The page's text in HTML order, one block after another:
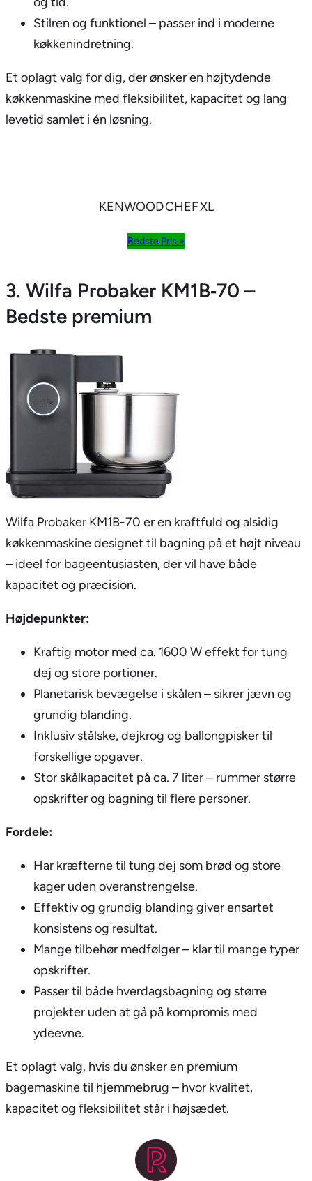
Stilren og funktionel – passer ind i moderne
køkkenindretning.
Et oplagt valg for dig, der ønsker en højtydende
køkkenmaskine med fleksibilitet, kapacitet og lang
levetid samlet i én løsning.
KENWOOD CHEF XL
Bedste Pris »
3. Wilfa Probaker KM1B‑70 –
Bedste premium
Wilfa Probaker KM1B-70 er en kraftfuld og alsidig
køkkenmaskine designet til bagning på et højt niveau
– ideel for bageentusiasten, der vil have både
kapacitet og præcision.
Højdepunkter:
Kraftig motor med ca. 1600 W effekt for tung
dej og store portioner.
Planetarisk bevægelse i skålen – sikrer jævn og
grundig blanding.
Inklusiv stålske, dejkrog og ballongpisker til
forskellige opgaver.
Stor skålkapacitet på ca. 7 liter – rummer større
opskrifter og bagning til flere personer.
Fordele:
Har kræfterne til tung dej som brød og store
kager uden overanstrengelse.
Effektiv og grundig blanding giver ensartet
konsistens og resultat.
Mange tilbehør medfølger – klar til mange typer
opskrifter.
Passer til både hverdagsbagning og større
projekter uden at gå på kompromis med
ydeevne.
Et oplagt valg, hvis du ønsker en premium
bagemaskine til hjemmebrug – hvor kvalitet,
kapacitet og fleksibilitet står i højsædet.